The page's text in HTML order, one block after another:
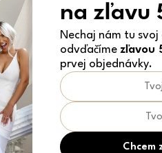
na zľavu
Nechaj nám tu
odvďačíme zľavou
prvej objednávky.
Chcem